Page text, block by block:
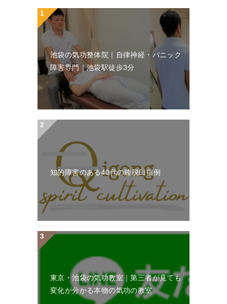
池袋の気功整体院｜自律神経・パニック
障害専門｜池袋駅徒歩3分
知的障害のある40代の膝脱臼症例
東京・池袋の気功教室｜第三者が見ても
変化が分かる本物の気功の教室